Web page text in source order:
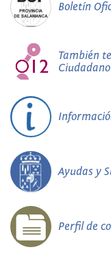
Boletín
También
Ciudadano
Ayudas y
Perfil de